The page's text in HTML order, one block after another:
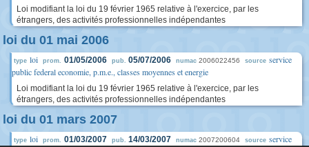
Loi modifiant la loi du 19 février 1965 relative à l'exercice, par les
étrangers, des activités professionnelles indépendantes
loi du 01 mai 2006
type loi prom. 01/05/2006 pub. 05/07/2006 numac 2006022456 source service
public federal economie, p.m.e., classes moyennes et energie
Loi modifiant la loi du 19 février 1965 relative à l'exercice, par les
étrangers, des activités professionnelles indépendantes
loi du 01 mars 2007
type loi prom. 01/03/2007 pub. 14/03/2007 numac 2007200604 source service